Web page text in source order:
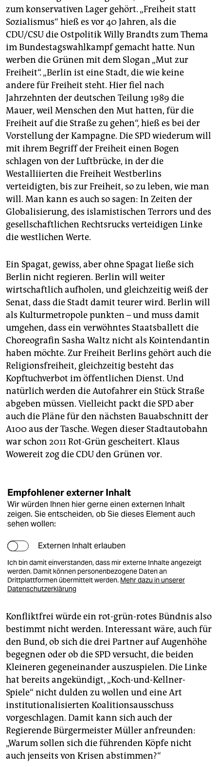
zum konservativen Lager gehört. „Freiheit statt
Sozialismus“ hieß es vor 40 Jahren, als die
CDU/CSU die Ostpolitik Willy Brandts zum Thema
im Bundestagswahlkampf gemacht hatte. Nun
werben die Grünen mit dem Slogan „Mut zur
Freiheit“. „Berlin ist eine Stadt, die wie keine
andere für Freiheit steht. Hier fiel nach
Jahrzehnten der deutschen Teilung 1989 die
Mauer, weil Menschen den Mut hatten, für die
Freiheit auf die Straße zu gehen“, hieß es bei der
Vorstellung der Kampagne. Die SPD wiederum will
mit ihrem Begriff der Freiheit einen Bogen
schlagen von der Luftbrücke, in der die
Westalliierten die Freiheit Westberlins
verteidigten, bis zur Freiheit, so zu leben, wie man
will. Man kann es auch so sagen: In Zeiten der
Globalisierung, des islamistischen Terrors und des
gesellschaftlichen Rechtsrucks verteidigen Linke
die westlichen Werte.
Ein Spagat, gewiss, aber ohne Spagat ließe sich
Berlin nicht regieren. Berlin will weiter
wirtschaftlich aufholen, und gleichzeitig weiß der
Senat, dass die Stadt damit teurer wird. Berlin will
als Kulturmetropole punkten – und muss damit
umgehen, dass ein verwöhntes Staatsballett die
Choreografin Sasha Waltz nicht als Kointendantin
haben möchte. Zur Freiheit Berlins gehört auch die
Religionsfreiheit, gleichzeitig besteht das
Kopftuchverbot im öffentlichen Dienst. Und
natürlich werden die Autofahrer ein Stück Straße
abgeben müssen. Vielleicht packt die SPD aber
auch die Pläne für den nächsten Bauabschnitt der
A100 aus der Tasche. Wegen dieser Stadtautobahn
war schon 2011 Rot-Grün gescheitert. Klaus
Wowereit zog die CDU den Grünen vor.
Empfohlener externer Inhalt
Wir würden Ihnen hier gerne einen externen Inhalt
zeigen. Sie entscheiden, ob Sie dieses Element auch
sehen wollen:
Externen Inhalt erlauben
Ich bin damit einverstanden, dass mir externe Inhalte angezeigt
werden. Damit können personenbezogene Daten an
Drittplattformen übermittelt werden. Mehr dazu in unserer
Datenschutzerklärung
Konfliktfrei würde ein rot-grün-rotes Bündnis also
bestimmt nicht werden. Interessant wäre, auch für
den Bund, ob sich die drei Partner auf Augenhöhe
begegnen oder ob die SPD versucht, die beiden
Kleineren gegeneinander auszuspielen. Die Linke
hat bereits angekündigt, „Koch-und-Kellner-
Spiele“ nicht dulden zu wollen und eine Art
institutionalisierten Koalitionsausschuss
vorgeschlagen. Damit kann sich auch der
Regierende Bürgermeister Müller anfreunden:
„Warum sollen sich die führenden Köpfe nicht
auch jenseits von Krisen abstimmen?“